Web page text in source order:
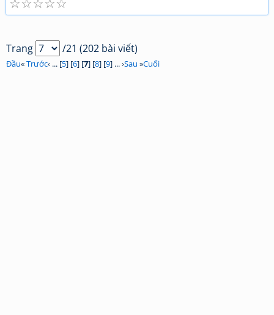
Trang /21 (202 bài viết)
Đầu«Trước‹ ... [5] [6] [7] [8] [9] ... ›Sau »Cuối